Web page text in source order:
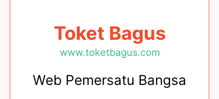
Toket Bagus
www.toketbagus.com
Web Pemersatu Bangsa